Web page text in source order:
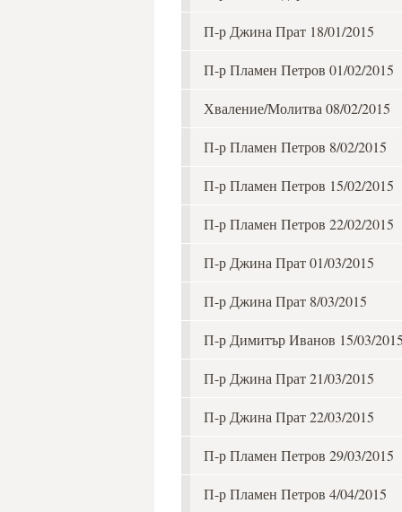
П-р Джина Прат 18/01/2015
П-р Пламен Петров 01/02/2015
Хваление/Молитва 08/02/2015
П-р Пламен Петров 8/02/2015
П-р Пламен Петров 15/02/2015
П-р Пламен Петров 22/02/2015
П-р Джина Прат 01/03/2015
П-р Джина Прат 8/03/2015
П-р Димитър Иванов 15/03/
П-р Джина Прат 21/03/2015
П-р Джина Прат 22/03/2015
П-р Пламен Петров 29/03/2015
П-р Пламен Петров 4/04/2015